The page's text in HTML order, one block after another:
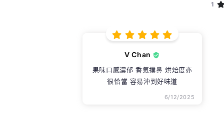
1
V Chan
果味口感濃郁 香氣撲鼻 烘焙度亦
很恰當 容易沖到好味道
6/12/2025